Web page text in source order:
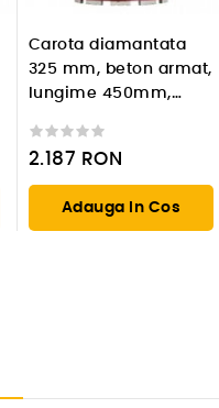
Carota diamantata
325 mm, beton armat,
lungime 450mm,
2.187 RON
Adauga In Cos